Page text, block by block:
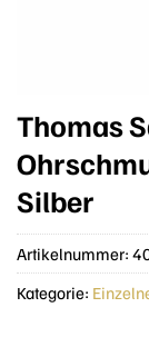
Thomas
Silber
Artikelnummer:
Kategorie: